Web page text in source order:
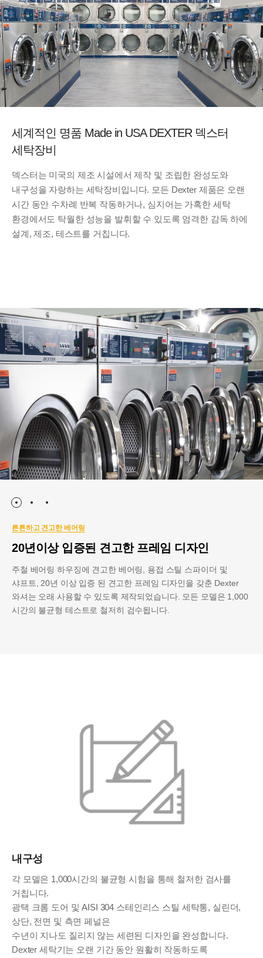
세계적인 명품 Made in USA DEXTER 덱스터
세탁장비
덱스터는 미국의 제조 시설에서 제작 및 조립한 완성도와
내구성을 자랑하는 세탁장비입니다. 모든 Dexter 제품은 오랜
시간 동안 수차례 반복 작동하거나, 심지어는 가혹한 세탁
환경에서도 탁월한 성능을 발휘할 수 있도록 엄격한 감독 하에
설계, 제조, 테스트를 거칩니다.
튼튼하고 견고한 베어링
20년이상 입증된 견고한 프레임 디자인
주철 베어링 하우징에 견고한 베어링, 용접 스틸 스파이더 및
샤프트, 20년 이상 입증 된 견고한 프레임 디자인을 갖춘 Dexter
와셔는 오래 사용할 수 있도록 제작되었습니다. 모든 모델은 1,000
시간의 불균형 테스트로 철저히 검수됩니다.
내구성
각 모델은 1,000시간의 불균형 시험을 통해 철저한 검사를
거칩니다.
광택 크롬 도어 및 AISI 304 스테인리스 스틸 세탁통, 실린더,
상단, 전면 및 측면 페널은
수년이 지나도 질리지 않는 세련된 디자인을 완성합니다.
Dexter 세탁기는 오랜 기간 동안 원활히 작동하도록